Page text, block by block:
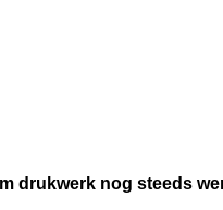
drukwerk nog steeds